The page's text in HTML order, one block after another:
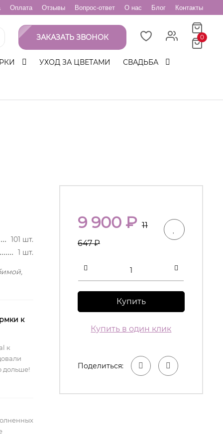
Оплата Отзывы Вопрос-ответ О нас Блог Контакты
ЗАКАЗАТЬ ЗВОНОК 0
УХОД ЗА ЦВЕТАМИ СВАДЬБА
101 шт.
1 шт.
к
к
дольше!
9 900₽ 11
647₽
Купить
Купить в один клик
Поделиться: